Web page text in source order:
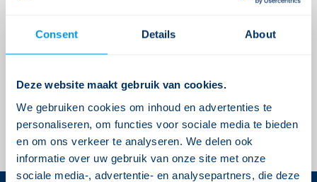
Consent Details About
Deze website maakt gebruik van cookies.
We gebruiken cookies om inhoud en advertenties te
personaliseren, om functies voor sociale media te bieden
en om ons verkeer te analyseren. We delen ook
informatie over uw gebruik van onze site met onze
sociale media-, advertentie- en analysepartners, die deze
Meepraten?
Draag gerust bij!
Je moetingelogd zijn op om een reactie
te plaatsen.